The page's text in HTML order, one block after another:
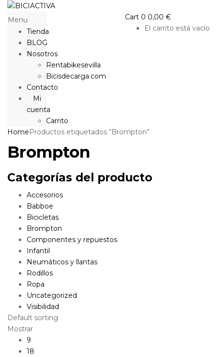
Menu
Tienda
BLOG
Nosotros
Rentabikesevilla
Bicisdecarga.com
Contacto
Mi
cuenta
Carrito
Cart 0 0,00 €
El carrito está vacío
HomeProductos etiquetados “Brompton”
Brompton
Categorías del producto
Accesorios
Babboe
Bicicletas
Brompton
Componentes y repuestos
Infantil
Neumáticos y llantas
Rodillos
Ropa
Uncategorized
Visibilidad
Default sorting
Mostrar
9
18